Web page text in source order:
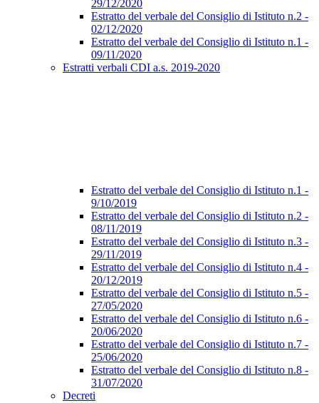
29/12/2020
Estratto del verbale del Consiglio di Istituto n.2 -
02/12/2020
Estratto del verbale del Consiglio di Istituto n.1 -
09/11/2020
Estratti verbali CDI a.s. 2019-2020
Estratto del verbale del Consiglio di Istituto n.1 -
9/10/2019
Estratto del verbale del Consiglio di Istituto n.2 -
08/11/2019
Estratto del verbale del Consiglio di Istituto n.3 -
29/11/2019
Estratto del verbale del Consiglio di Istituto n.4 -
20/12/2019
Estratto del verbale del Consiglio di Istituto n.5 -
27/05/2020
Estratto del verbale del Consiglio di Istituto n.6 -
20/06/2020
Estratto del verbale del Consiglio di Istituto n.7 -
25/06/2020
Estratto del verbale del Consiglio di Istituto n.8 -
31/07/2020
Decreti